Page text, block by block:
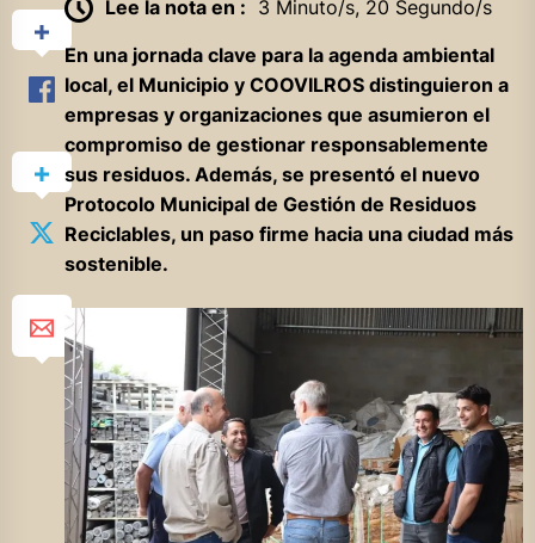
Lee la nota en : 3 Minuto/s, 20 Segundo/s
En una jornada clave para la agenda ambiental
local, el Municipio y COOVILROS distinguieron a
empresas y organizaciones que asumieron el
compromiso de gestionar responsablemente
sus residuos. Además, se presentó el nuevo
Protocolo Municipal de Gestión de Residuos
Reciclables, un paso firme hacia una ciudad más
sostenible.